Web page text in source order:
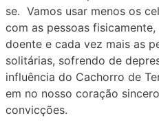
se. Vamos usar menos os
com as pessoas
doente e cada vez mais as
solitárias, sofrendo de
influência do Cachorro de
em no nosso coração
convicções.